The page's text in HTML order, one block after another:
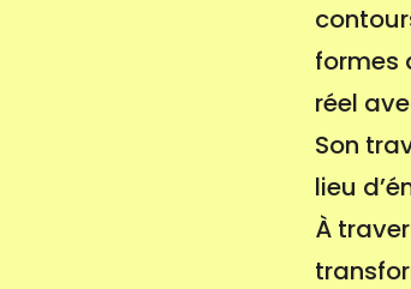
formes
réel
Son
lieu
À